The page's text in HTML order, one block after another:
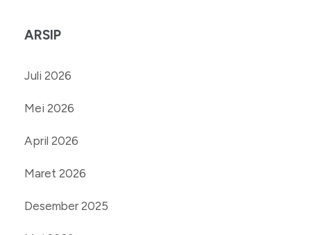
ARSIP
Juli 2026
Mei 2026
April 2026
Maret 2026
Desember 2025